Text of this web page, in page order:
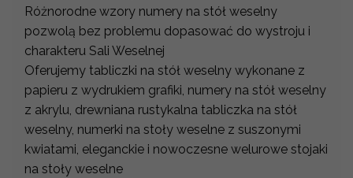
Różnorodne wzory numery na stół weselny
pozwolą bez problemu dopasować do wystroju i
charakteru Sali Weselnej
Oferujemy tabliczki na stół weselny wykonane z
papieru z wydrukiem grafiki, numery na stół weselny
z akrylu, drewniana rustykalna tabliczka na stół
weselny, numerki na stoły weselne z suszonymi
kwiatami, eleganckie i nowoczesne welurowe stojaki
na stoły weselne